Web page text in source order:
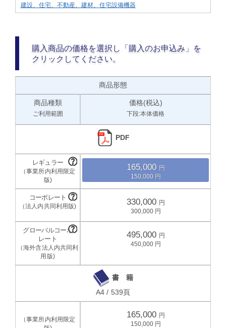
建設、住宅、不動産、建材、住宅設備機器
購入商品の価格を選択し「購入のお申込み」を
クリックしてください。
商品形態
商品種類
ご利用範囲
価格(税込)
下段:本体価格
PDF
165,000
150,000
330,000
300,000
495,000
450,000
書 籍
A4 / 539頁
165,000
150,000